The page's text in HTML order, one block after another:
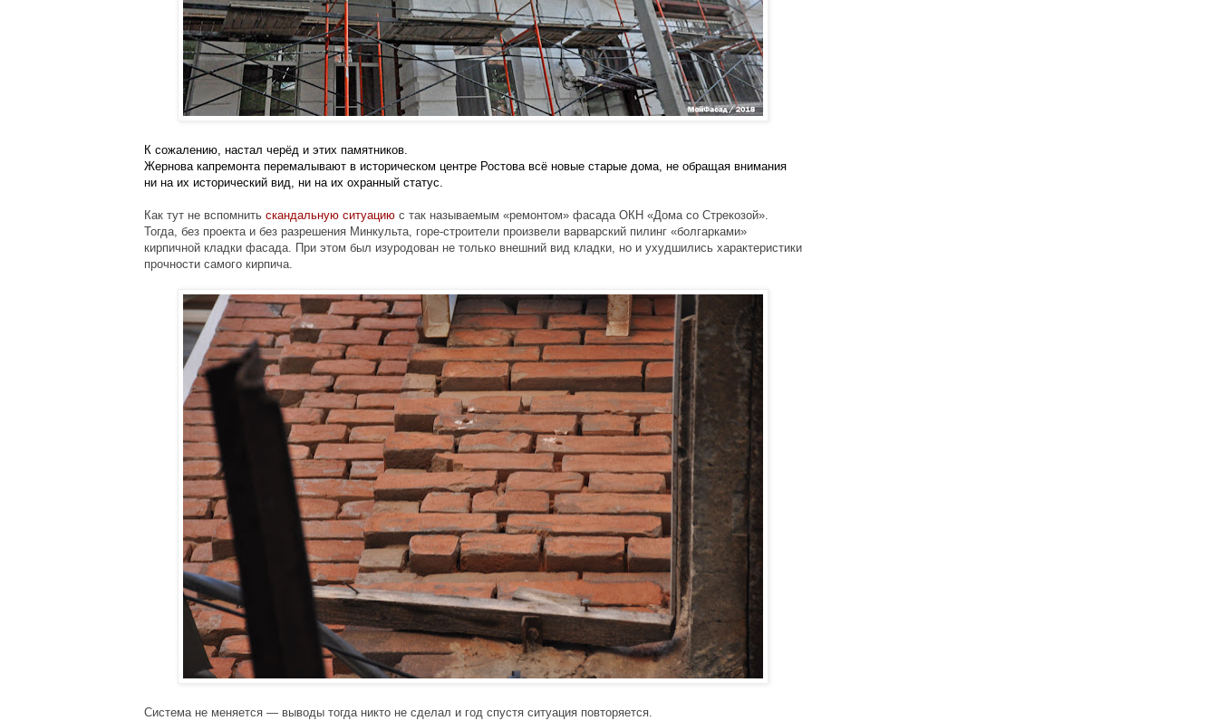
К сожалению, настал черёд и этих памятников.
Жернова капремонта перемалывают в историческом центре Ростова всё новые старые дома, не обращая внимания
ни на их исторический вид, ни на их охранный статус.
Как тут не вспомнить скандальную ситуацию с так называемым «ремонтом» фасада ОКН «Дома со Стрекозой».
Тогда, без проекта и без разрешения Минкульта, горе-строители произвели варварский пилинг «болгарками»
кирпичной кладки фасада. При этом был изуродован не только внешний вид кладки, но и ухудшились характеристики
Система не меняется — выводы тогда никто не сделал и год спустя ситуация повторяется.